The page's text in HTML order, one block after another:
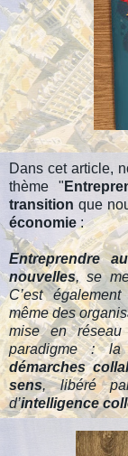
Dans cet article,
thème "
transition que
économie :
Entreprendre
nouvelles, se
C’est
même des
mise en
paradigme :
démarches
sens, libéré
d’intelligence